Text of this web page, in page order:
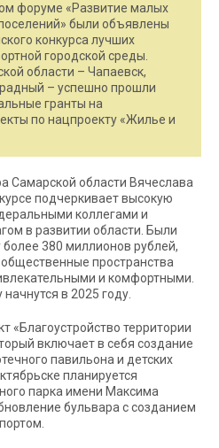
форуме «Развитие малых
были объявлены
конкурса лучших
городской среды.
области – Чапаевск,
– успешно прошли
гранты на
по нацпроекту «Жилье и
Самарской области Вячеслава
подчеркивает высокую
коллегами и
в развитии области. Были
380 миллионов рублей,
пространства
и комфортными.
в 2025 году.
«Благоустройство территории
включает в себя создание
павильона и детских
планируется
парка имени Максима
бульвара с созданием